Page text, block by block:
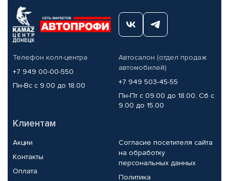
Телефон колл-центра
+7 949 00-00-550
Пн-Вс с 9.00 до 18.00
Автосалон (отдел продаж
автомобилей)
+7 949 503-45-55
Пн-Пт с 09.00 до 18.00, Сб с
9.00 до 15.00
Клиентам
Акции
Контакты
Оплата
Согласие посетителя сайта
на обработку
персональных данных
Политика